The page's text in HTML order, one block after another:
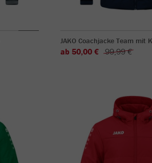
JAKO Coachjacke Team mit
ab 50,00 € 99,99 €